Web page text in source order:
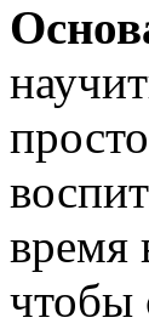
время
чтобы